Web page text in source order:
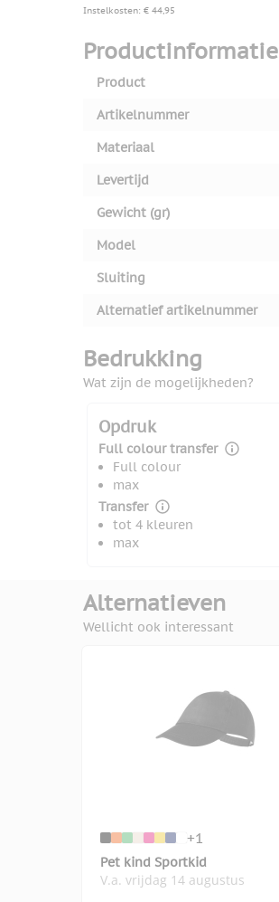
Instelkosten: € 44,95
Productinformatie
Product
Artikelnummer
Materiaal
Levertijd
Gewicht (gr)
Model
Sluiting
Alternatief artikelnummer
Bedrukking
Wat zijn de mogelijkheden?
Opdruk
Full colour transfer
Full colour
max
Transfer
tot 4 kleuren
max
Alternatieven
Wellicht ook interessant
+1
Pet kind Sportkid
V.a. vrijdag 14 augustus